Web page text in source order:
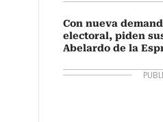
Con nueva
electoral, piden
Abelardo de la